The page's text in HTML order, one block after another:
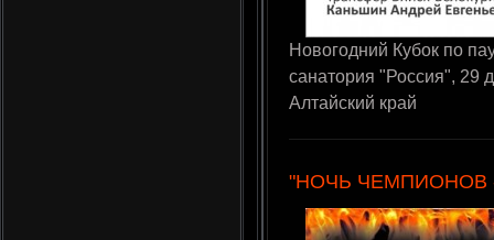
Новогодний Кубок по
санатория "Россия", 29
Алтайский край
"НОЧЬ ЧЕМПИОНОВ